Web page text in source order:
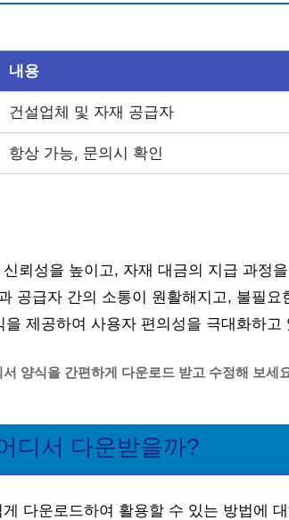
내용
건설업체 및 자재 공급자
항상 가능, 문의시 확인
뢰성을 높이고, 자재 대금의 지급 과정
공급자 간의 소통이 원활해지고, 불필요
제공하여 사용자 편의성을 극대화하고
서 양식을 간편하게 다운로드 받고 수정해 보세
디서 다운받을까?
다운로드하여 활용할 수 있는 방법에